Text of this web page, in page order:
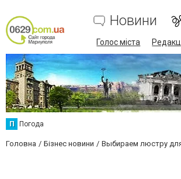
Новини
Голос міста
П Погода
Головна Бізнес новини Выбираем люстру